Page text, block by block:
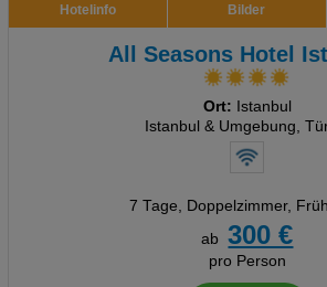
Hotelinfo Bilder
All Seasons Hotel
Ort: Istanbul
Istanbul & Umgebung,
7 Tage, Doppelzimmer,
ab
300 €
pro Person